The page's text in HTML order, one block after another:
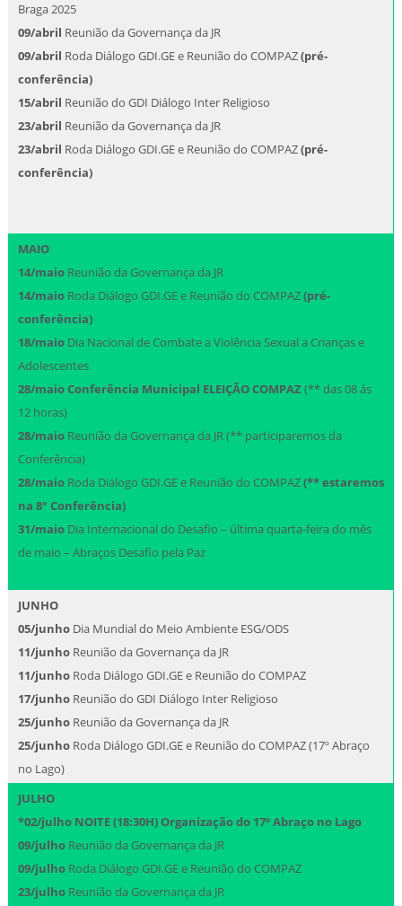
Braga 2025
09/abril Reunião da Governança da JR
09/abril Roda Diálogo GDI.GE e Reunião do COMPAZ(pré-
conferência)
15/abril Reunião do GDI Diálogo Inter Religioso
23/abril Reunião da Governança da JR
23/abril Roda Diálogo GDI.GE e Reunião do COMPAZ(pré-
conferência)
MAIO
14/maioReunião da Governança da JR
14/maioRoda Diálogo GDI.GE e Reunião do COMPAZ(pré-
conferência)
18/maioDia Nacional de Combate a Violência Sexual a Crianças e
Adolescentes
28/maioConferência Municipal ELEIÇÃO COMPAZ(** das 08 ás
12 horas)
28/maioReunião da Governança da JR (** participaremos da
Conferência)
28/maioRoda Diálogo GDI.GE e Reunião do COMPAZ(** estaremos
na 8° Conferência)
31/maioDia Internacional do Desafio – última quarta-feira do mês
de maio – Abraços Desafio pela Paz
JUNHO
05/junhoDia Mundial do Meio Ambiente ESG/ODS
11/junho Reunião da Governança da JR
11/junho Roda Diálogo GDI.GE e Reunião do COMPAZ
17/junhoReunião do GDI Diálogo Inter Religioso
25/junhoReunião da Governança da JR
25/junho Roda Diálogo GDI.GE e Reunião do COMPAZ (17º Abraço
no Lago)
JULHO
*02/julho NOITE(18:30H) Organização do 17º Abraço no Lago
09/julhoReunião da Governança da JR
09/julho Roda Diálogo GDI.GE e Reunião do COMPAZ
23/julhoReunião da Governança da JR